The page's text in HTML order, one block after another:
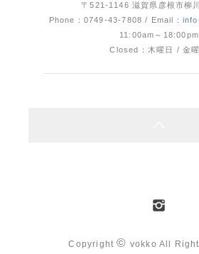
〒521-1146 滋賀県彦根市柳
Phone：0749-43-7808 / Email：
11:00am～18:00pm
Closed：木曜日 / 金曜
Copyright© vokko All